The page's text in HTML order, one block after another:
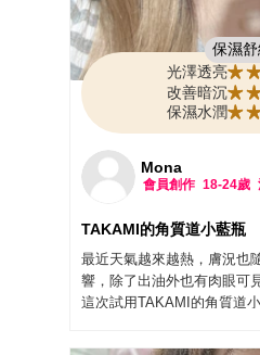
保濕舒
光澤透亮
改善暗沉
保濕水潤
Mona
會員創作 18-24歲
TAKAMI的角質道小藍瓶
最近天氣越來越熱，膚況也
響，除了出油外也有肉眼可
這次試用TAKAMI的角質道
品，獨創專研「七重酵素配